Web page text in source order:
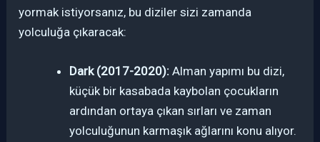
yormak istiyorsanız, bu diziler sizi zamanda
yolculuğa çıkaracak:
Dark (2017-2020): Alman yapımı bu dizi,
küçük bir kasabada kaybolan çocukların
ardından ortaya çıkan sırları ve zaman
yolculuğunun karmaşık ağlarını konu alıyor.